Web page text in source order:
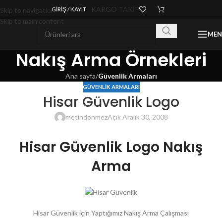
Skip to navigation
Skip to main content
GIRIŞ / KAYIT KARGO TAKİP
Nakış Arma Örnekleri
Ana sayfa/Güvenlik Armaları
GÜVENLIK ARMALARI
Hisar Güvenlik Logo
metindonmezAçık Aralık 30, 2008
Hisar Güvenlik Logo Nakış
Arma
Hisar Güvenlik için Yaptığımız Nakış Arma Çalışması